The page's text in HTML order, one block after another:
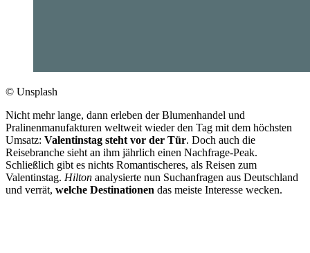
© Unsplash
Nicht mehr lange, dann erleben der Blumenhandel und
Pralinenmanufakturen weltweit wieder den Tag mit dem höchsten
Umsatz: Valentinstag steht vor der Tür. Doch auch die
Reisebranche sieht an ihm jährlich einen Nachfrage-Peak.
Schließlich gibt es nichts Romantischeres, als Reisen zum
Valentinstag. Hilton analysierte nun Suchanfragen aus Deutschland
und verrät, welche Destinationen das meiste Interesse wecken.